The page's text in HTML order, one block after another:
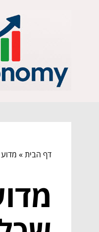
דף הבית»